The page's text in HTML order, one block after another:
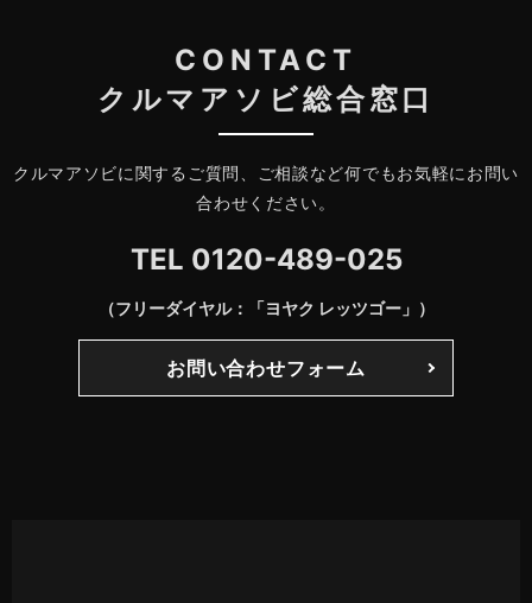
CONTACT
クルマアソビ総合窓口
クルマアソビに関するご質問、ご相談など何でもお気軽にお問い
合わせください。
TEL 0120-489-025
（フリーダイヤル：「ヨヤク レッツゴー」）
お問い合わせフォーム